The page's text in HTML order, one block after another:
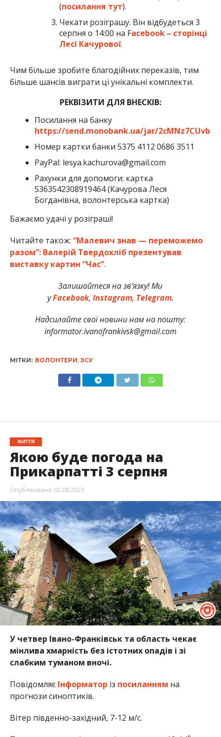
(посилання тут).
Чекати розіграшу. Він відбудеться 3
серпня о 14:00 на Facebook – сторінці
Лесі Качурової.
Чим більше зробите благодійних переказів, тим
більше шансів виграти ці унікальні комплекти.
РЕКВІЗИТИ ДЛЯ ВНЕСКІВ:
Посилання на банку
https://send.monobank.ua/jar/2cMNz7CUvb
Номер картки банки 5375 4112 0686 3511
PayPal: lesya.kachurova@gmail.com
Рахунки для допомоги: картка
5363542308919464 (Качурова Леся
Богданівна, волонтерська картка)
Бажаємо удачі у розіграші!
Читайте також: “Малевич знав — переможемо
разом”: Валерій Твердохліб презентував
виставку картин “Час”.
Залишайтеся на зв’язку! Ми
уFacebook, Instagram, Telegram.
Надсилайте свої новини нам на пошту:
informator.ivanofrankivsk@gmail.com
МІТКИ: ВОЛОНТЕРИ ЗСУ
ЖИТТЯ
Якою буде погода на
Прикарпатті 3 серпня
Опубліковано 02.08.2023
У четвер Івано-Франківськ та область чекає
мінлива хмарність без істотних опадів і зі
слабким туманом вночі.
Повідомляє Інформатор із посиланням на
прогнози синоптиків.
Вітер південно-західний, 7-12 м/с.